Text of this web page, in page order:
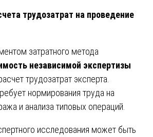
трудозатрат на проведение
затратного метода
независимой экспертизы
трудозатрат эксперта.
нормирования труда на
и анализа типовых операций.
исследования может быть